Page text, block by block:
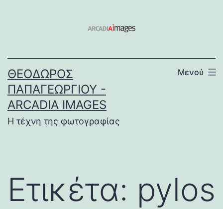
ΘΕΌΔΩΡΟΣ
ΠΑΠΑΓΕΩΡΓΊΟΥ -
ARCADIA IMAGES
Η τέχνη της φωτογραφίας
Μενού
Ετικέτα: pylos